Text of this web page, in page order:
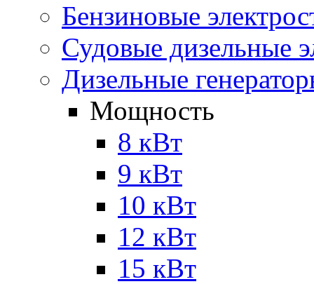
Бензиновые
Судовые дизельные
Дизельные
Мощность
8 кВт
9 кВт
10 кВт
12 кВт
15 кВт